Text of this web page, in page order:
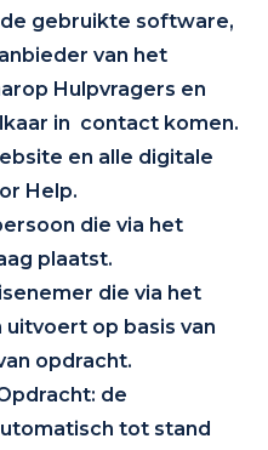
gebruikte software,
van het
Hulpvragers en
in contact komen.
en alle digitale
Help.
die via het
plaatst.
die via het
op basis van
opdracht.
de
tot stand